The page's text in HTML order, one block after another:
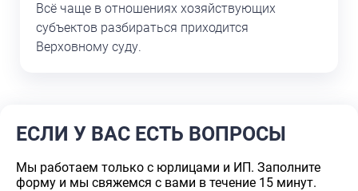
Всё чаще в отношениях хозяйствующих
субъектов разбираться приходится
Верховному суду.
ЕСЛИ У ВАС ЕСТЬ ВОПРОСЫ
Мы работаем только с юрлицами и ИП. Заполните
форму и мы свяжемся с вами в течение 15 минут.